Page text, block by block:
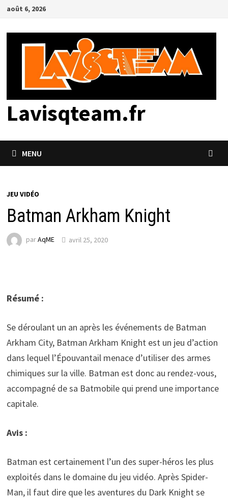
Passer
contenu
août 6, 2026
Lavisqteam.fr
MENU
JEU VIDÉO
Batman Arkham Knight
parAqME avril 25, 2020
Résumé :
Se déroulant un an après les événements de Batman
Arkham City, Batman Arkham Knight est un jeu d’action
dans lequel l’Épouvantail menace d’utiliser des armes
chimiques sur la ville. Batman est donc au rendez-vous,
accompagné de sa Batmobile qui prend une importance
capitale.
Avis :
Batman est certainement l’un des super-héros les plus
exploités dans le domaine du jeu vidéo. Après Spider-
Man, il faut dire que les aventures du Dark Knight se